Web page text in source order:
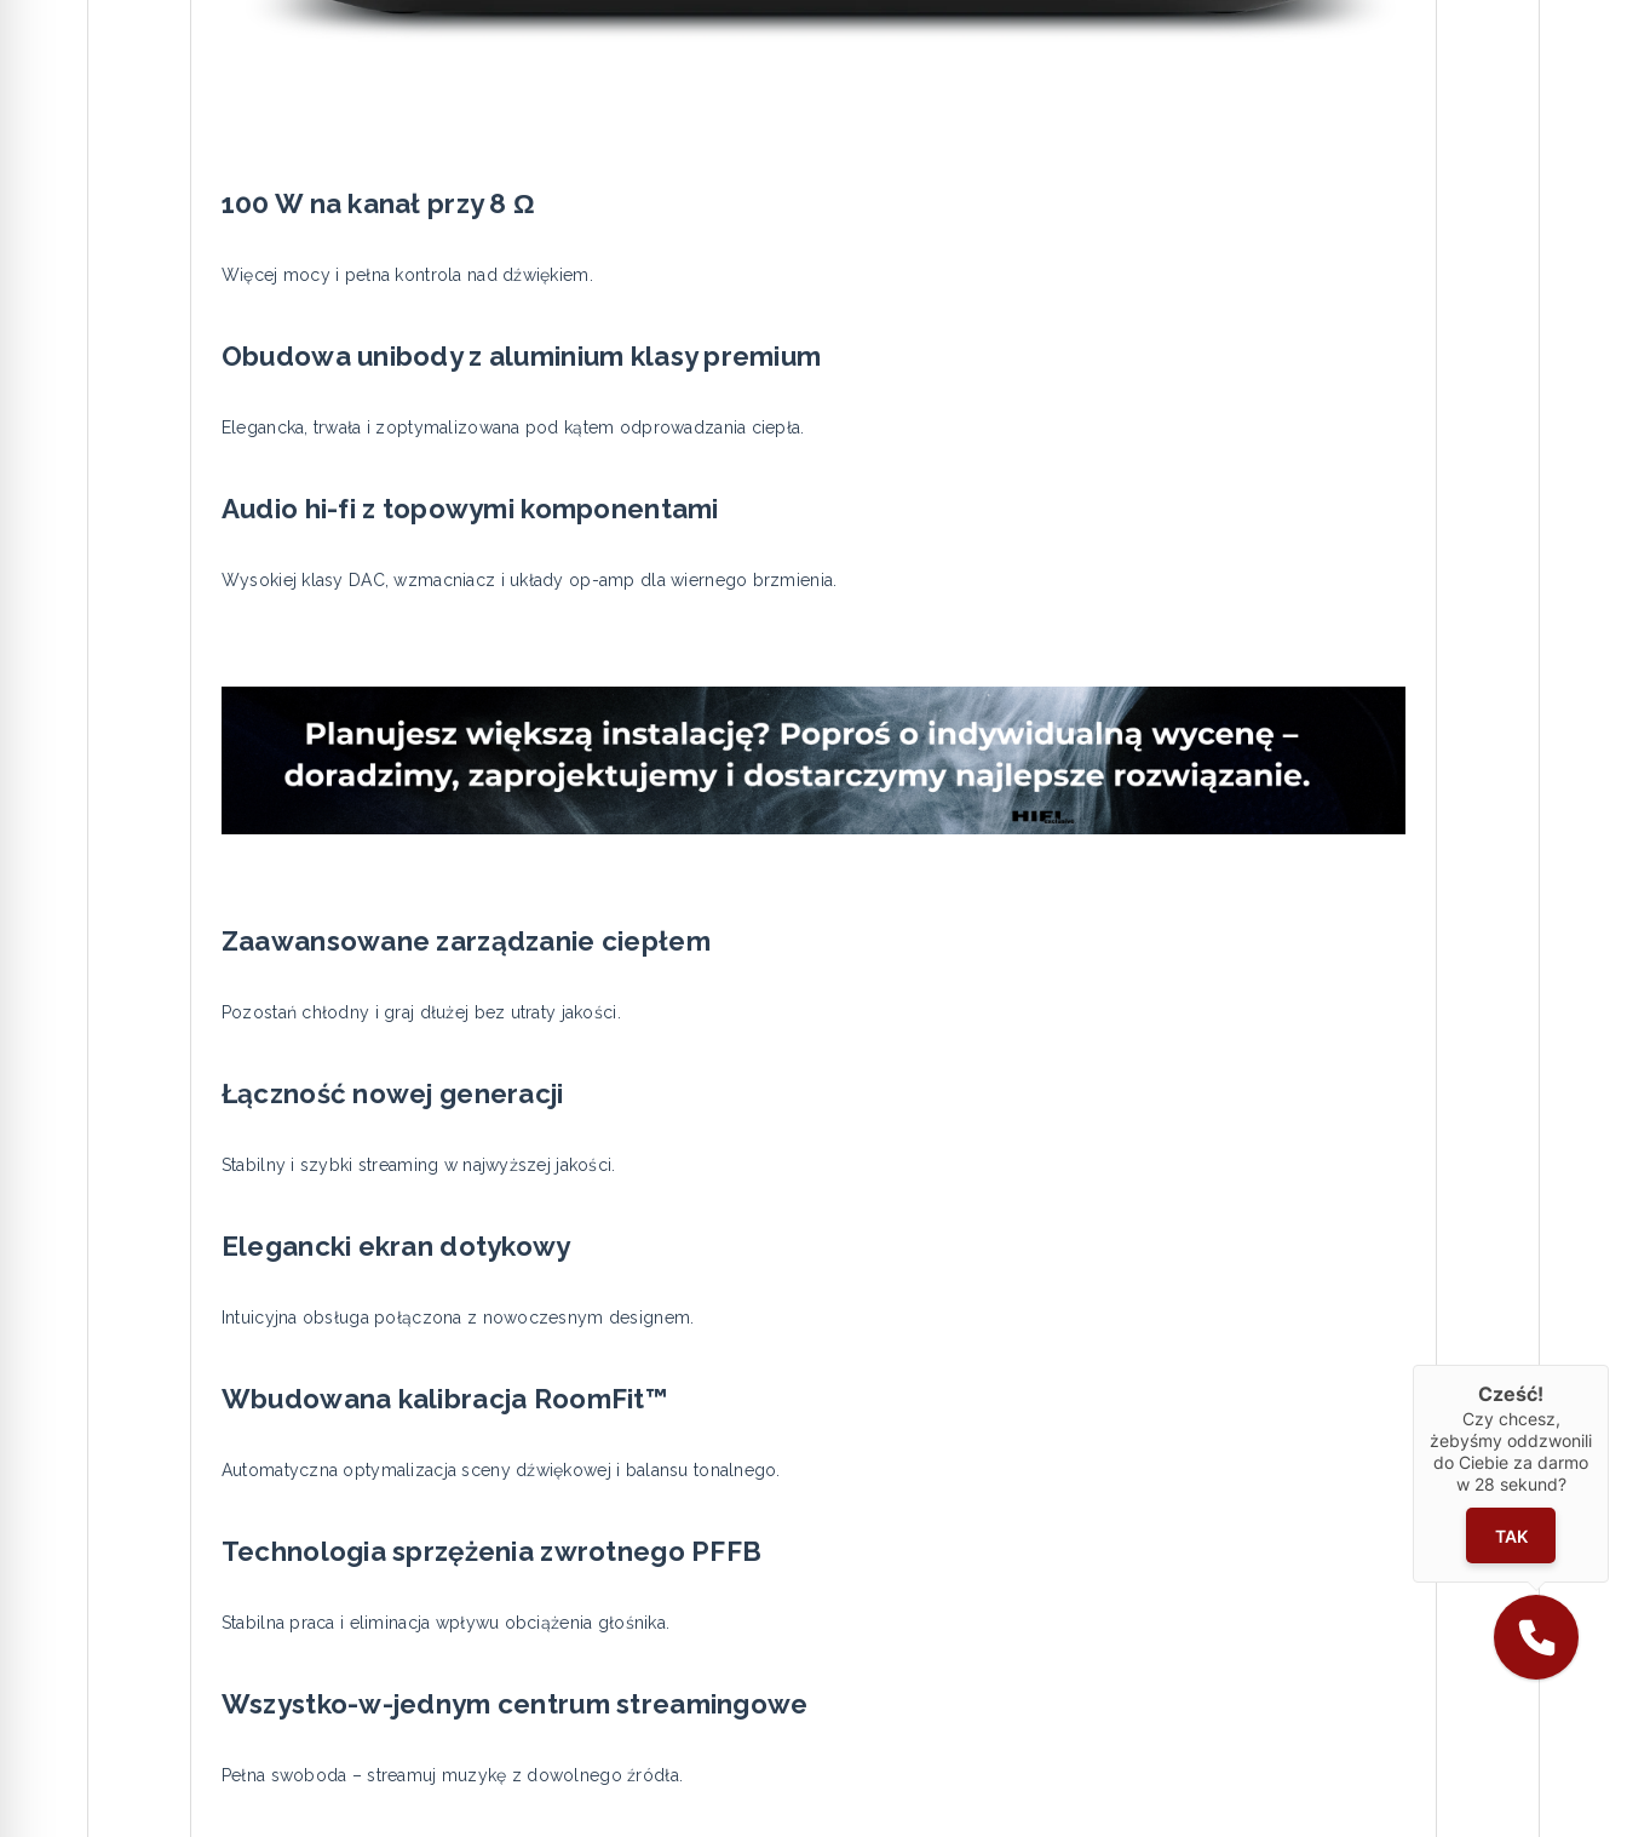
100 W na kanał przy 8 Ω
Więcej mocy i pełna kontrola nad dźwiękiem.
Obudowa unibody z aluminium klasy premium
Elegancka, trwała i zoptymalizowana pod kątem odprowadzania ciepła.
Audio hi-fi z topowymi komponentami
Wysokiej klasy DAC, wzmacniacz i układy op-amp dla wiernego brzmienia.
Zaawansowane zarządzanie ciepłem
Pozostań chłodny i graj dłużej bez utraty jakości.
Łączność nowej generacji
Stabilny i szybki streaming w najwyższej jakości.
Elegancki ekran dotykowy
Intuicyjna obsługa połączona z nowoczesnym designem.
Wbudowana kalibracja RoomFit™
Automatyczna optymalizacja sceny dźwiękowej i balansu tonalnego.
Technologia sprzężenia zwrotnego PFFB
Stabilna praca i eliminacja wpływu obciążenia głośnika.
Wszystko-w-jednym centrum streamingowe
Pełna swoboda – streamuj muzykę z dowolnego źródła.
Cześć!
Czy chcesz,
żebyśmy oddzwonili
do Ciebie za darmo
w 28 sekund?
TAK